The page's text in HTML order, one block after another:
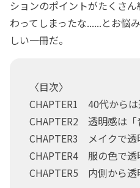
ションのポイントがたくさ
わってしまったな......とお悩
しい一冊だ。
〈目次〉
CHAPTER1 40代から
CHAPTER2 透明感は「
CHAPTER3 メイクで透
CHAPTER4 服の色で透
CHAPTER5 内側から透